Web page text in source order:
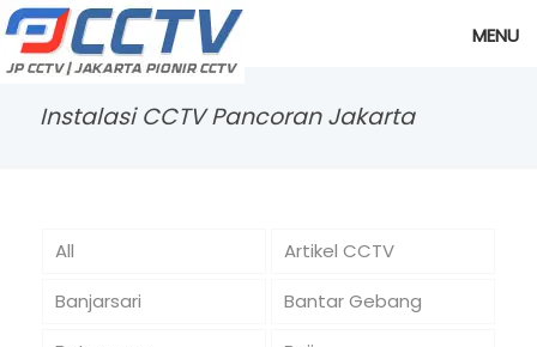
MENU
Instalasi CCTV Pancoran Jakarta
All
Artikel CCTV
Banjarsari
Bantar Gebang